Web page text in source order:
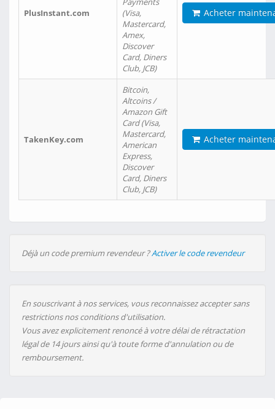
PlusInstant.com
(Visa,
Mastercard,
Amex,
Discover
Card, Diners
Club, JCB)
Acheter
TakenKey.com
Bitcoin,
Altcoins /
Amazon Gift
Card (Visa,
Mastercard,
American
Express,
Discover
Card, Diners
Club, JCB)
Acheter
Déjà un code premium revendeur ?Activer le code revendeur
En souscrivant à nos services, vous reconnaissez accepter sans
restrictions nos conditions d'utilisation.
Vous avez explicitement renoncé à votre délai de rétractation
légal de 14 jours ainsi qu'à toute forme d'annulation ou de
remboursement.